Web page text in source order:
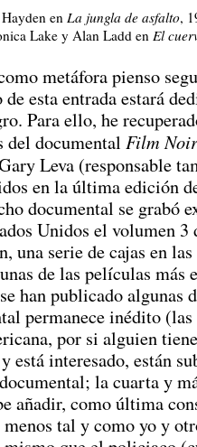
en La jungla de asfalto,
Lake y Alan Ladd en El
metáfora pienso
esta entrada estará
Para ello, he
del documental Film
Leva (responsable
en la última edición
documental se grabó
Unidos el volumen
serie de cajas en las
de las películas más
han publicado algunas
permanece inédito
por si alguien
está interesado, están
la cuarta y
añadir, como última
tal y como yo y